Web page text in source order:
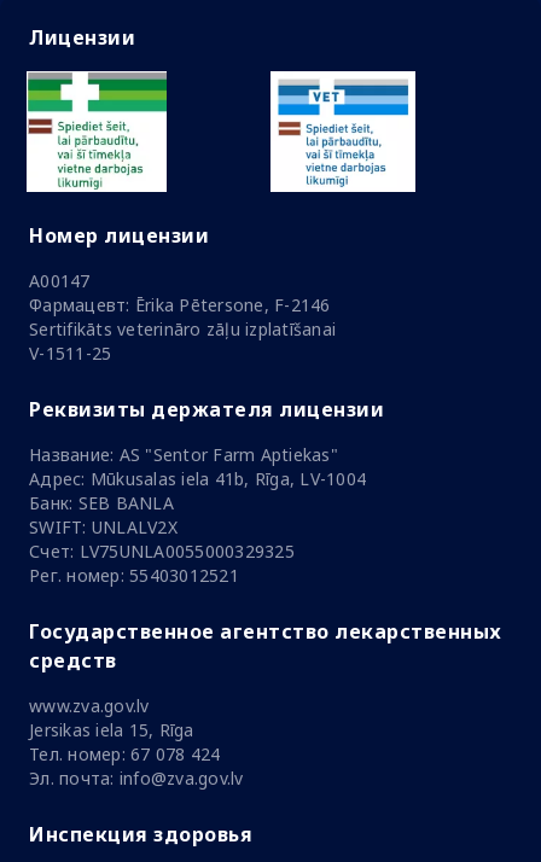
Лицензии
Номер лицензии
A00147
Фармацевт: Ērika Pētersone, F-2146
Sertifikāts veterināro zāļu izplatīšanai
V-1511-25
Реквизиты держателя лицензии
Название: AS "Sentor Farm Aptiekas"
Адрес: Mūkusalas iela 41b, Rīga, LV-1004
Банк: SEB BANLA
SWIFT: UNLALV2X
Счет: LV75UNLA0055000329325
Рег. номер: 55403012521
Государственное агентство лекарственных
средств
www.zva.gov.lv
Jersikas iela 15, Rīga
Тел. номер: 67 078 424
Эл. почта: info@zva.gov.lv
Инспекция здоровья